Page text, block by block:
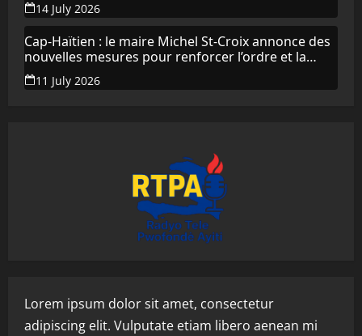
14 July 2026
Cap-Haïtien : le maire Michel St-Croix annonce des
nouvelles mesures pour renforcer l’ordre et la
propreté de la ville
11 July 2026
Lorem ipsum dolor sit amet, consectetur
adipiscing elit. Vulputate etiam libero aenean mi